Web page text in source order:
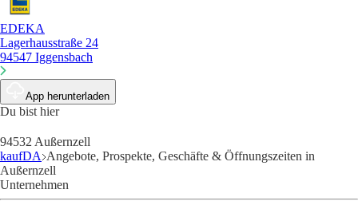
EDEKA
Lagerhausstraße 24
94547 Iggensbach
App herunterladen
Du bist hier
94532 Außernzell
kaufDA Angebote, Prospekte, Geschäfte & Öffnungszeiten in
Außernzell
Unternehmen